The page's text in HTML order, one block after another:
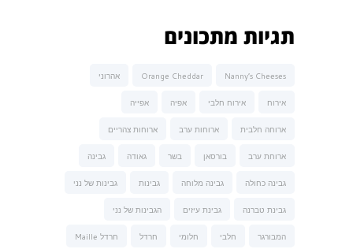
תגיות מתכונים
Nanny’s Cheeses
Orange Cheddar אהרוני
אירוח אירוח חלבי אפיה אפייה
ארוחה חלבית ארוחות ערב ארוחות צהריים
ארוחת ערב בורסאן בשר גאודה גבינה
גבינה כחולה גבינה מלוחה גבינות גבינות של נני
גבינת טברנה גבינת עיזים הגבינות של נני
המבורגר חלבי חלומי חרדל חרדל Maille